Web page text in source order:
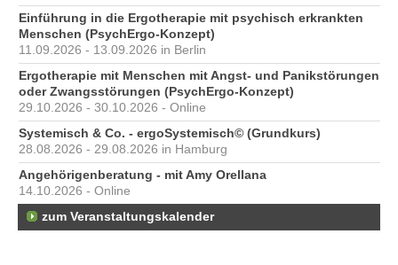
Einführung in die Ergotherapie mit psychisch erkrankten
Menschen (PsychErgo-Konzept)
11.09.2026 - 13.09.2026 in Berlin
Ergotherapie mit Menschen mit Angst- und Panikstörungen
oder Zwangsstörungen (PsychErgo-Konzept)
29.10.2026 - 30.10.2026 - Online
Systemisch & Co. - ergoSystemisch© (Grundkurs)
28.08.2026 - 29.08.2026 in Hamburg
Angehörigenberatung - mit Amy Orellana
14.10.2026 - Online
zum Veranstaltungskalender